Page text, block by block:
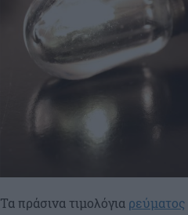
Τα πράσινα τιμολόγια ρεύματος